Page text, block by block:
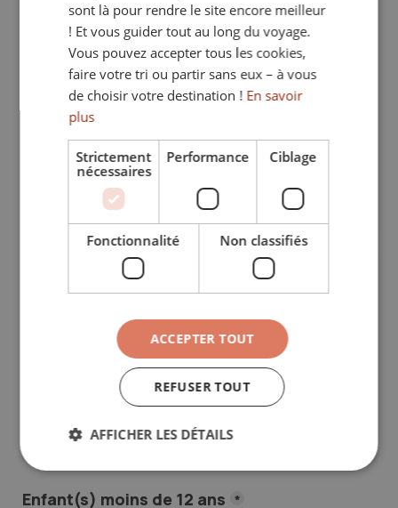
Créez votre voyage
Ce formulaire permet à nos Experts Voyage d’établir
une proposition adaptée à vos envies. C’est gratuit
et sans engagement.
Destination(s)
Combien de voyageurs êtes-vous ?
Enfant(s) moins de 12 ans *
GERMAN
sont là pour rendre le site encore meilleur
! Et vous guider tout au long du voyage.
Vous pouvez accepter tous les cookies,
faire votre tri ou partir sans eux – à vous
de choisir votre destination ! En savoir
plus
Strictement
nécessaires
Performance Ciblage
Fonctionnalité Non classifiés
ACCEPTER TOUT
REFUSER TOUT
AFFICHER LES DÉTAILS